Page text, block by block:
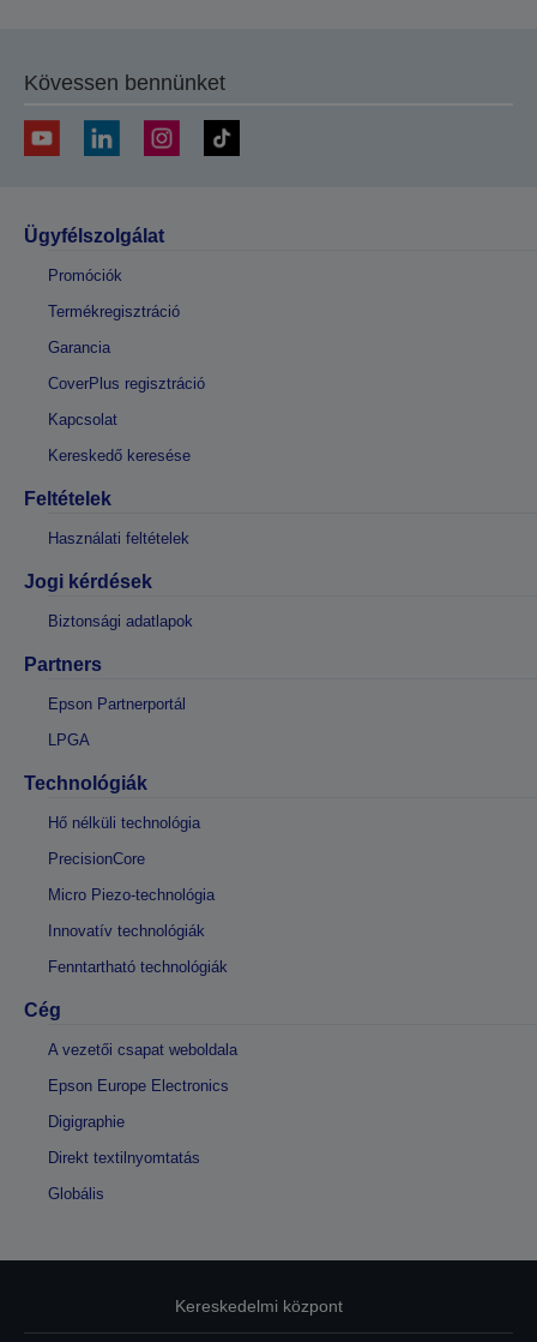
Kövessen bennünket
Ügyfélszolgálat
Promóciók
Termékregisztráció
Garancia
CoverPlus regisztráció
Kapcsolat
Kereskedő keresése
Feltételek
Használati feltételek
Jogi kérdések
Biztonsági adatlapok
Partners
Epson Partnerportál
LPGA
Technológiák
Hő nélküli technológia
PrecisionCore
Micro Piezo-technológia
Innovatív technológiák
Fenntartható technológiák
Cég
A vezetői csapat weboldala
Epson Europe Electronics
Digigraphie
Direkt textilnyomtatás
Globális
Kereskedelmi központ